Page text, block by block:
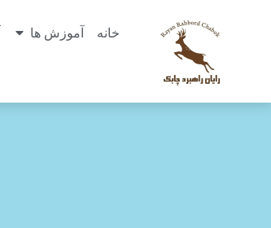
خانه آموزش ها